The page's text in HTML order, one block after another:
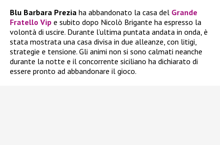
Blu Barbara Prezia ha abbandonato la casa del Grande
Fratello Vip e subito dopo Nicolò Brigante ha espresso la
volontà di uscire. Durante l’ultima puntata andata in onda, è
stata mostrata una casa divisa in due alleanze, con litigi,
strategie e tensione. Gli animi non si sono calmati neanche
durante la notte e il concorrente siciliano ha dichiarato di
essere pronto ad abbandonare il gioco.